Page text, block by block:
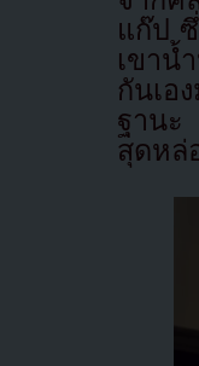
แก๊ป
เขาน้
กันเอ
ฐานะ
สุดหล่